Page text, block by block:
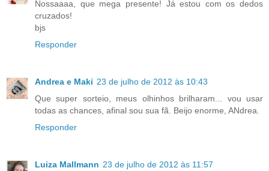
Nossaaaa, que mega presente! Já estou com os dedos
cruzados!
bjs
Responder
Andrea e Maki 23 de julho de 2012 às 10:43
Que super sorteio, meus olhinhos brilharam... vou usar
todas as chances, afinal sou sua fã. Beijo enorme, ANdrea.
Responder
Luiza Mallmann 23 de julho de 2012 às 11:57